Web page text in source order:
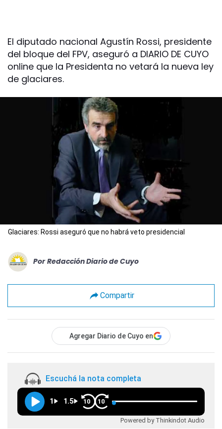
El diputado nacional Agustín Rossi, presidente
del bloque del FPV, aseguró a DIARIO DE CUYO
online que la Presidenta no vetará la nueva ley
de glaciares.
Glaciares: Rossi aseguró que no habrá veto presidencial
Por Redacción Diario de Cuyo
Compartir
Agregar Diario de Cuyo en
Escuchá la nota completa
1 1.5 10 10
Powered by Thinkindot Audio